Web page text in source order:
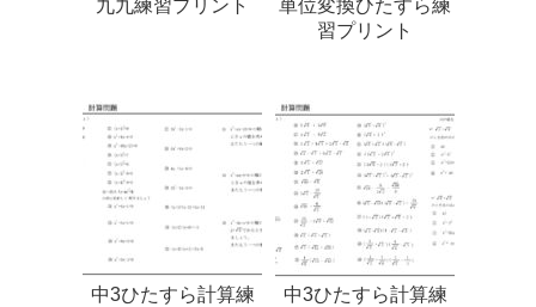
九九練習プリント
単位変換ひたすら練
習プリント
中3ひたすら計算練
中3ひたすら計算練